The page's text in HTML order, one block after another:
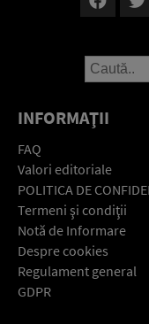
INFORMAŢII
FAQ
Valori editoriale
POLITICA DE
Termeni şi condiţii
Notă de Informare
Despre cookies
Regulament general
GDPR